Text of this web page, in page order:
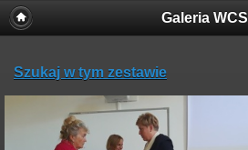
Galeria WCS
Szukaj w tym zestawie